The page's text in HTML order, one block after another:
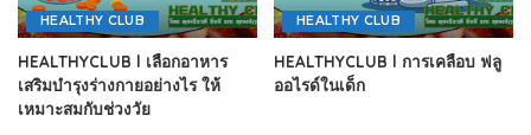
HEALTHY CLUB
HEALTHYCLUB l เลือกอาหาร
เสริมบำรุงร่างกายอย่างไร ให้
เหมาะสมกับช่วงวัย
HEALTHY CLUB
HEALTHYCLUB l การเคลือบ ฟลู
ออไรด์ในเด็ก